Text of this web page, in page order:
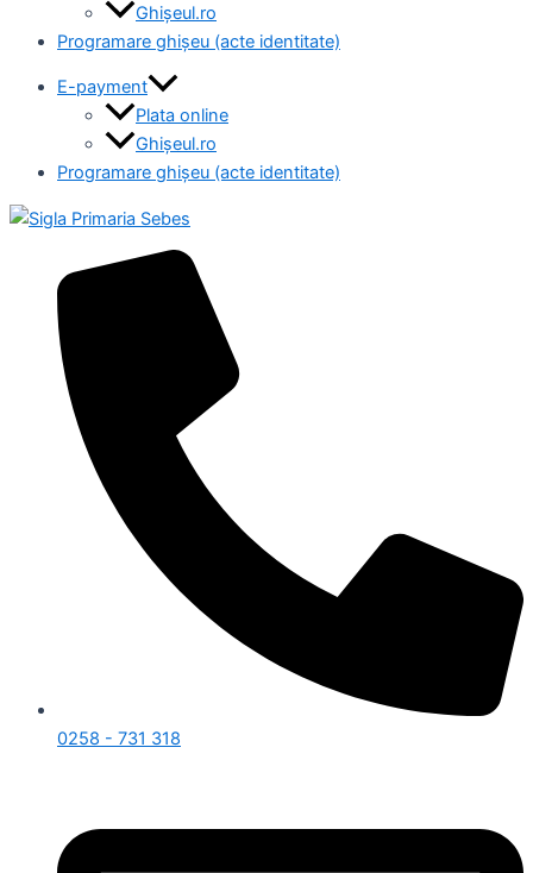
Ghișeul.ro
Programare ghișeu (acte identitate)
E-payment
Plata online
Ghișeul.ro
Programare ghișeu (acte identitate)
0258 - 731 318